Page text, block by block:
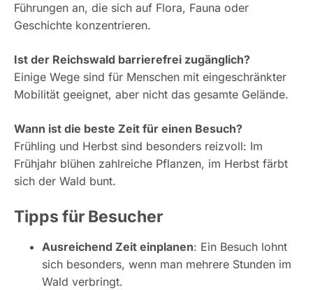
Führungen an, die sich auf Flora, Fauna oder
Geschichte konzentrieren.
Ist der Reichswald barrierefrei zugänglich?
Einige Wege sind für Menschen mit eingeschränkter
Mobilität geeignet, aber nicht das gesamte Gelände.
Wann ist die beste Zeit für einen Besuch?
Frühling und Herbst sind besonders reizvoll: Im
Frühjahr blühen zahlreiche Pflanzen, im Herbst färbt
sich der Wald bunt.
Tipps für Besucher
Ausreichend Zeit einplanen: Ein Besuch lohnt
sich besonders, wenn man mehrere Stunden im
Wald verbringt.